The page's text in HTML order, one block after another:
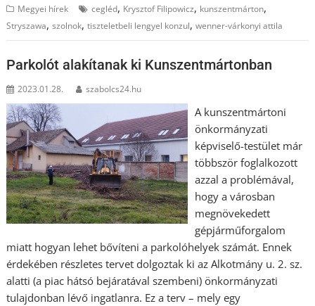
Megyei hírek cegléd, Krysztof Filipowicz, kunszentmárton,
Stryszawa,szolnok,tiszteletbeli lengyel konzul,wenner-várkonyi attila
Parkolót alakítanak ki Kunszentmártonban
2023.01.28. szabolcs24.hu
A kunszentmártoni
önkormányzati
képviselő-testület már
többször foglalkozott
azzal a problémával,
hogy a városban
megnövekedett
gépjárműforgalom
miatt hogyan lehet bővíteni a parkolóhelyek számát. Ennek
érdekében részletes tervet dolgoztak ki az Alkotmány u. 2. sz.
alatti (a piac hátsó bejáratával szembeni) önkormányzati
tulajdonban lévő ingatlanra. Ez a terv – mely egy